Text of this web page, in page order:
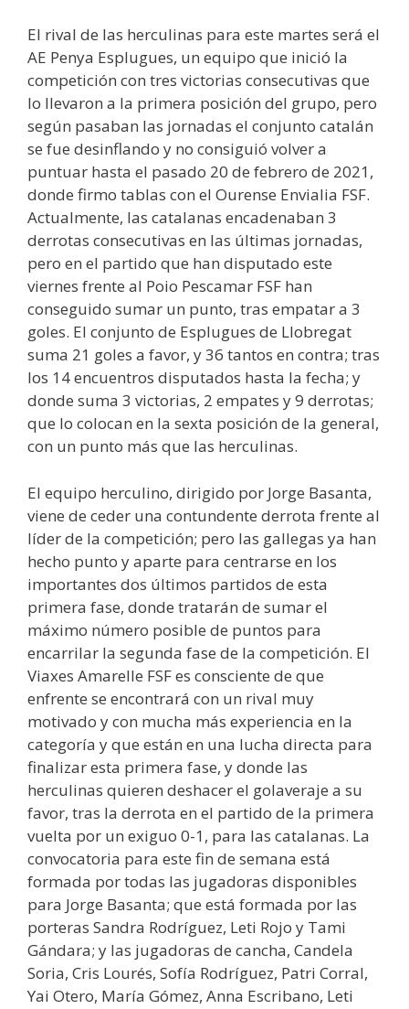
El rival de las herculinas para este martes será el
AE Penya Esplugues, un equipo que inició la
competición con tres victorias consecutivas que
lo llevaron a la primera posición del grupo, pero
según pasaban las jornadas el conjunto catalán
se fue desinflando y no consiguió volver a
puntuar hasta el pasado 20 de febrero de 2021,
donde firmo tablas con el Ourense Envialia FSF.
Actualmente, las catalanas encadenaban 3
derrotas consecutivas en las últimas jornadas,
pero en el partido que han disputado este
viernes frente al Poio Pescamar FSF han
conseguido sumar un punto, tras empatar a 3
goles. El conjunto de Esplugues de Llobregat
suma 21 goles a favor, y 36 tantos en contra; tras
los 14 encuentros disputados hasta la fecha; y
donde suma 3 victorias, 2 empates y 9 derrotas;
que lo colocan en la sexta posición de la general,
con un punto más que las herculinas.
El equipo herculino, dirigido por Jorge Basanta,
viene de ceder una contundente derrota frente al
líder de la competición; pero las gallegas ya han
hecho punto y aparte para centrarse en los
importantes dos últimos partidos de esta
primera fase, donde tratarán de sumar el
máximo número posible de puntos para
encarrilar la segunda fase de la competición. El
Viaxes Amarelle FSF es consciente de que
enfrente se encontrará con un rival muy
motivado y con mucha más experiencia en la
categoría y que están en una lucha directa para
finalizar esta primera fase, y donde las
herculinas quieren deshacer el golaveraje a su
favor, tras la derrota en el partido de la primera
vuelta por un exiguo 0-1, para las catalanas. La
convocatoria para este fin de semana está
formada por todas las jugadoras disponibles
para Jorge Basanta; que está formada por las
porteras Sandra Rodríguez, Leti Rojo y Tami
Gándara; y las jugadoras de cancha, Candela
Soria, Cris Lourés, Sofía Rodríguez, Patri Corral,
Yai Otero, María Gómez, Anna Escribano, Leti